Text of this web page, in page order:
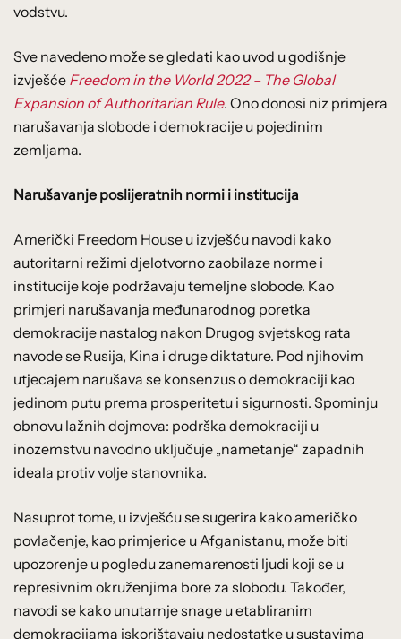
vodstvu.
Sve navedeno može se gledati kao uvod u godišnje
izvješće Freedom in the World 2022 – The Global
Expansion of Authoritarian Rule. Ono donosi niz primjera
narušavanja slobode i demokracije u pojedinim
zemljama.
Narušavanje poslijeratnih normi i institucija
Američki Freedom House u izvješću navodi kako
autoritarni režimi djelotvorno zaobilaze norme i
institucije koje podržavaju temeljne slobode. Kao
primjeri narušavanja međunarodnog poretka
demokracije nastalog nakon Drugog svjetskog rata
navode se Rusija, Kina i druge diktature. Pod njihovim
utjecajem narušava se konsenzus o demokraciji kao
jedinom putu prema prosperitetu i sigurnosti. Spominju
obnovu lažnih dojmova: podrška demokraciji u
inozemstvu navodno uključuje „nametanje“ zapadnih
ideala protiv volje stanovnika.
Nasuprot tome, u izvješću se sugerira kako američko
povlačenje, kao primjerice u Afganistanu, može biti
upozorenje u pogledu zanemarenosti ljudi koji se u
represivnim okruženjima bore za slobodu. Također,
navodi se kako unutarnje snage u etabliranim
demokracijama iskorištavaju nedostatke u sustavima